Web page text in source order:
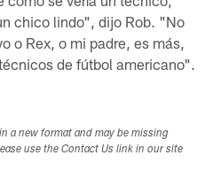
chico lindo", dijo Rob. "No
o Rex, o mi padre, es más,
de fútbol americano".
a new format and may be missing
use the Contact Us link in our site